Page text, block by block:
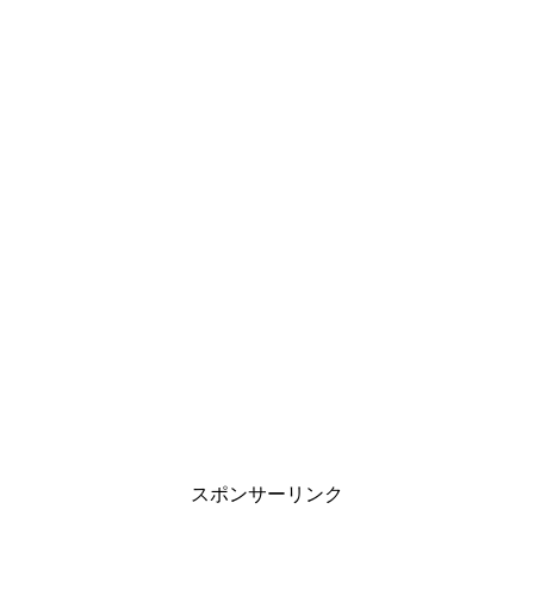
スポンサーリンク